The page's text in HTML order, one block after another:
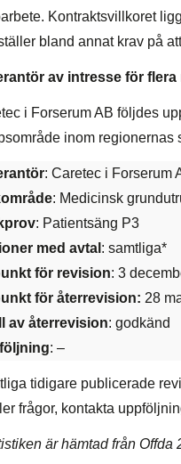
Kontraktsvillkoret
bland annat krav på
av intresse för
i Forserum AB följdes
inom regionernas
: Caretec i Forserum
: Medicinsk
: Patientsäng P3
med avtal : samtliga*
för revision: 3
för återrevision: 28
av återrevision: godkänd
: –
tidigare publicerade
frågor, kontakta
är hämtad från